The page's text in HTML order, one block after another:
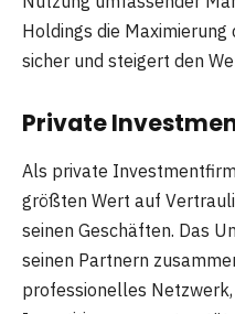
Holdings die
sicher und steigert den
Private
Als private
größten Wert auf
seinen Geschäften. Das
seinen Partnern
professionelles